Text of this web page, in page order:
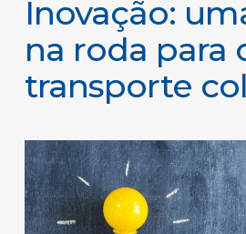
Inovação:
na roda para
transporte